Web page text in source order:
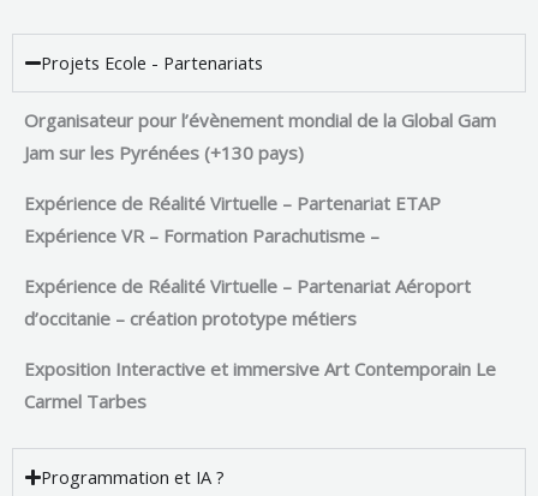
Projets Ecole - Partenariats
Organisateur pour l’évènement mondial de la Global Gam
Jam sur les Pyrénées (+130 pays)
Expérience de Réalité Virtuelle – Partenariat ETAP
Expérience VR – Formation Parachutisme –
Expérience de Réalité Virtuelle – Partenariat Aéroport
d’occitanie – création prototype métiers
Exposition Interactive et immersive Art Contemporain Le
Carmel Tarbes
Programmation et IA ?